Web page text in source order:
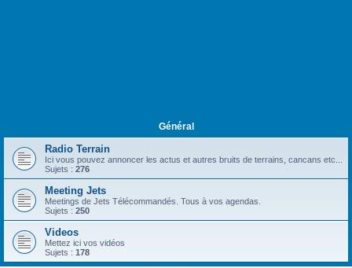
Général
Radio Terrain
Ici vous pouvez annoncer les actus et autres bruits de terrains, cancans etc...
Sujets : 276
Meeting Jets
Meetings de Jets Télécommandés. Tous à vos agendas.
Sujets : 250
Videos
Mettez ici vos vidéos
Sujets : 178